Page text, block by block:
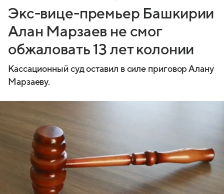
Экс-вице-премьер Башкирии
Алан Марзаев не смог
обжаловать 13 лет колонии
Кассационный суд оставил в силе приговор Алану
Марзаеву.